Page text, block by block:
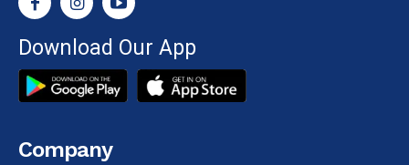
Download Our App
Company